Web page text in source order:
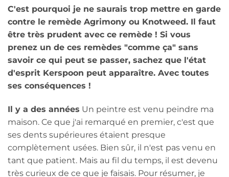
C'est pourquoi je ne saurais trop mettre en garde
contre le remède Agrimony ou Knotweed. Il faut
être très prudent avec ce remède ! Si vous
prenez un de ces remèdes "comme ça" sans
savoir ce qui peut se passer, sachez que l'état
d'esprit Kerspoon peut apparaître. Avec toutes
ses conséquences !
Il y a des années Un peintre est venu peindre ma
maison. Ce que j'ai remarqué en premier, c'est que
ses dents supérieures étaient presque
complètement usées. Bien sûr, il n'est pas venu en
tant que patient. Mais au fil du temps, il est devenu
très curieux de ce que je faisais. Pour résumer, je